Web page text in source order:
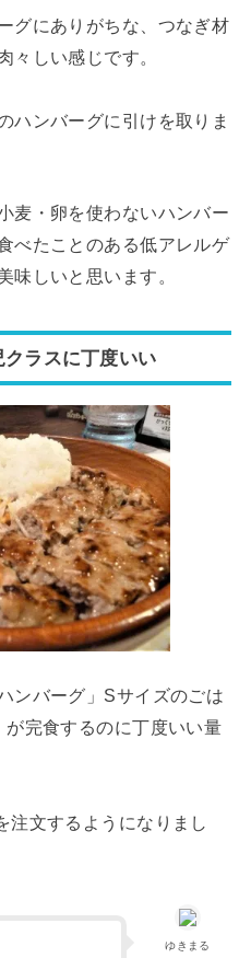
グにありがちな、つなぎ材
々しい感じです。
ハンバーグに引けを取りま
麦・卵を使わないハンバー
べたことのある低アレルゲ
味しいと思います。
クラスに丁度いい
ンバーグ」Sサイズのごは
完食するのに丁度いい量
注文するようになりまし
ゆきまる